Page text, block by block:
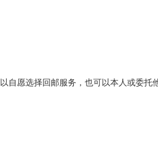
自愿选择回邮服务，也可以本人或委托